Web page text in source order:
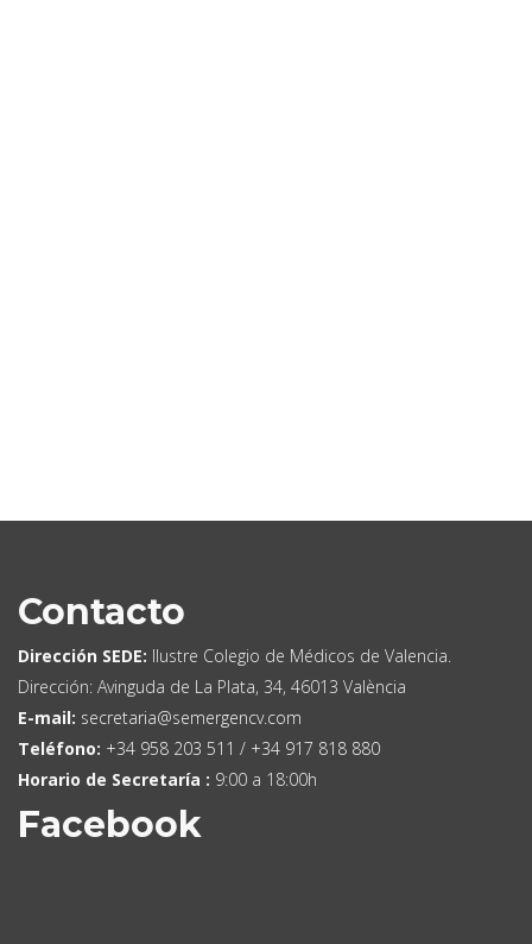
Contacto
Dirección SEDE: Ilustre Colegio de Médicos de Valencia.
Dirección: Avinguda de La Plata, 34, 46013 València
E-mail: secretaria@semergencv.com
Teléfono: +34 958 203 511 / +34 917 818 880
Horario de Secretaría : 9:00 a 18:00h
Facebook